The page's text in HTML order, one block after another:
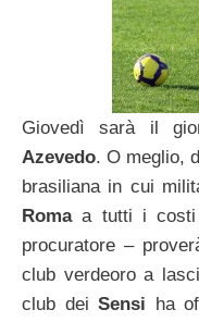
Giovedì sarà il
Azevedo. O meglio,
brasiliana in cui
Romaa tutti i costi
procuratore –
club verdeoro a
club dei Sensi ha